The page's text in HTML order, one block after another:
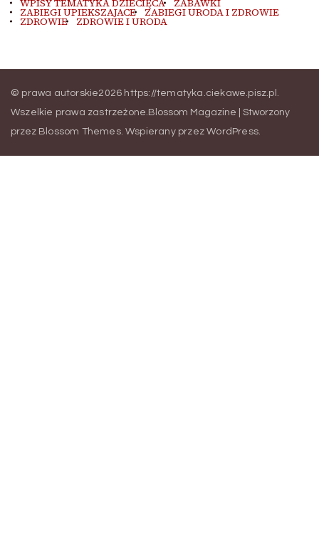
WPISY TEMATYKA DZIECIĘCA ZABAWKI
ZABIEGI UPIEKSZAJACE ZABIEGI URODA I ZDROWIE
ZDROWIE ZDROWIE I URODA
© prawa autorskie2026 https://tematyka.ciekawe.pisz.pl
Wszelkie prawa zastrzeżone. Blossom Magazine | Stworzony
przez Blossom Themes. Wspierany przezWordPress